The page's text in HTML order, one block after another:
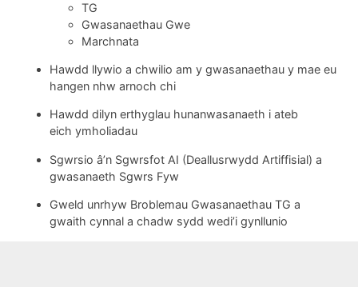
TG
Gwasanaethau Gwe
Marchnata
Hawdd llywio a chwilio am y gwasanaethau y mae eu
hangen nhw arnoch chi
Hawdd dilyn erthyglau hunanwasanaeth i ateb
eich ymholiadau
Sgwrsio â’n Sgwrsfot AI (Deallusrwydd Artiffisial) a
gwasanaeth Sgwrs Fyw
Gweld unrhyw Broblemau Gwasanaethau TG a
gwaith cynnal a chadw sydd wedi’i gynllunio